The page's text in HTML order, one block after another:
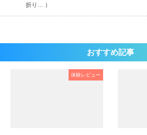
折り… ）
おすすめ記事
体験レビュー